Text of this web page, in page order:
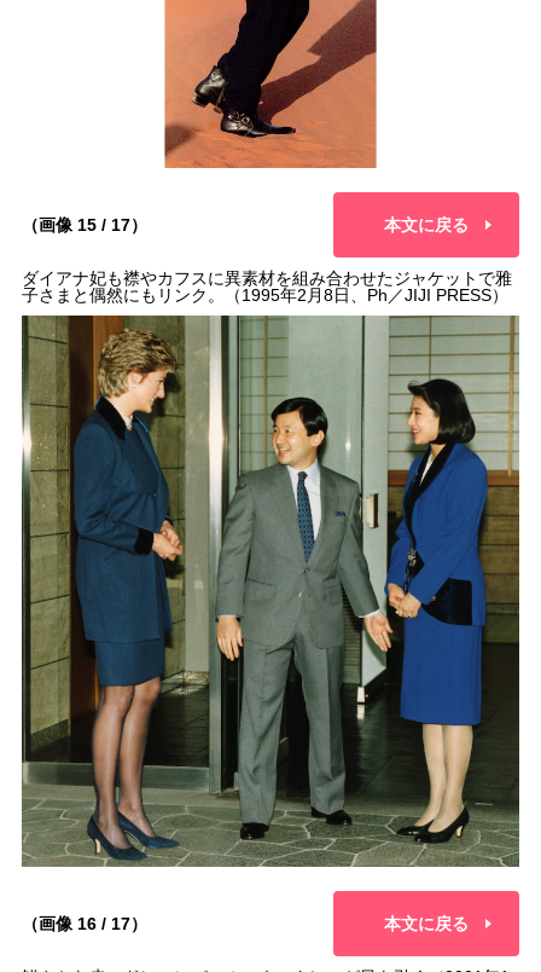
（画像 15 / 17） 本文に戻る
ダイアナ妃も襟やカフスに異素材を組み合わせたジャケットで雅
子さまと偶然にもリンク。（1995年2月8日、Ph／JIJI PRESS）
（画像 16 / 17） 本文に戻る